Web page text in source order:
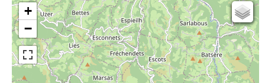
+
−
Cartes IGN
Open Topo Map
Open Street Map
ESRI Word Imagery
Photographies aériennes